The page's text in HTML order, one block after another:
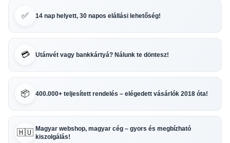
✅ 14 nap helyett, 30 napos elállási lehetőség!
💳 Utánvét vagy bankkártyá? Nálunk te döntesz!
📦 400.000+ teljesített rendelés – elégedett vásárlók 2018 óta!
🇭🇺 Magyar webshop, magyar cég – gyors és megbízható
kiszolgálás!